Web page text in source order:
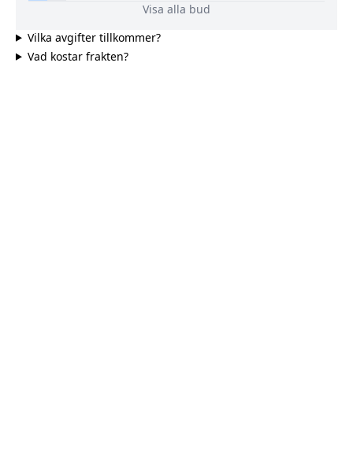
Visa alla bud
Vilka avgifter tillkommer?
Vad kostar frakten?